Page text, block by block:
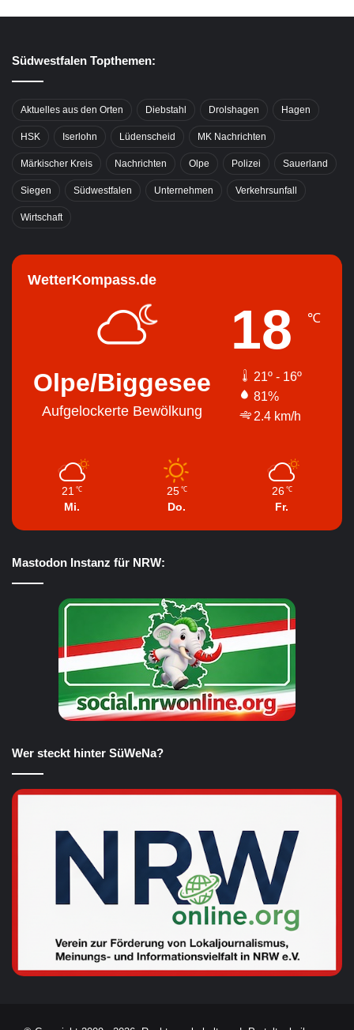
Südwestfalen Topthemen:
Aktuelles aus den Orten Diebstahl Drolshagen Hagen
HSK Iserlohn Lüdenscheid MK Nachrichten
Märkischer Kreis Nachrichten Olpe Polizei Sauerland
Siegen Südwestfalen Unternehmen Verkehrsunfall
Wirtschaft
WetterKompass.de
Olpe/Biggesee
Aufgelockerte Bewölkung
18 ℃
21º - 16º
81%
2.4 km/h
21 ℃
Mi.
25 ℃
Do.
26 ℃
Fr.
Mastodon Instanz für NRW:
Wer steckt hinter SüWeNa?